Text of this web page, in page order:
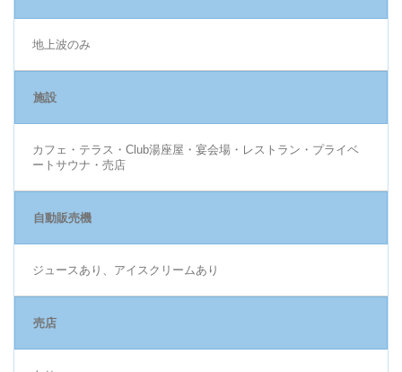
地上波のみ
施設
カフェ・テラス・Club湯座屋・宴会場・レストラン・プライベ
ートサウナ・売店
自動販売機
ジュースあり、アイスクリームあり
売店